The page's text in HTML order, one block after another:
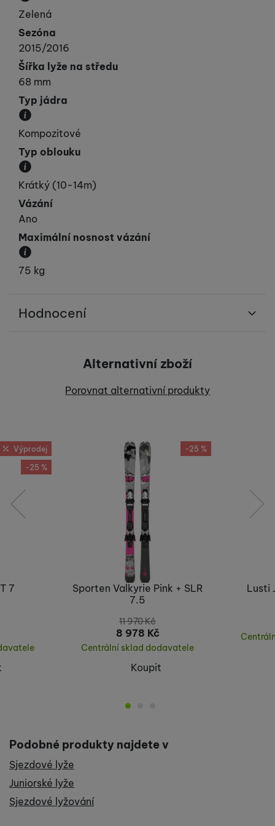
Převládající barva výrobku.
Zelená
Sezóna
2015/2016
Šířka lyže na středu
68 mm
Typ jádra
Materiál, ze kterého je jádro lyže vyrobeno.
Kompozitové
Typ oblouku
Přibližná velikost poloměru oblouku.
Krátký (10-14m)
Vázání
Ano
Maximální nosnost vázání
Určuje maximální hmotnost lyžaře.
75 kg
Hodnocení
Recenze
Alternativní zboží
Porovnat alternativní produkty
-25 %
Sporten Valkyrie Pink + SLR
7.5
11 970Kč
8 978 Kč
Centrální sklad dodavatele
Koupit
Lusti
Výprodej
-25 %
7
Podobné produkty najdete v
Sjezdové lyže
Juniorské lyže
Sjezdové lyžování